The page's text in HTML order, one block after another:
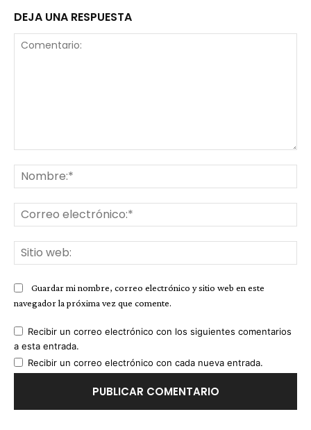
DEJA UNA RESPUESTA
Guardar mi nombre, correo electrónico y sitio web en este
navegador la próxima vez que comente.
Recibir un correo electrónico con los siguientes comentarios
a esta entrada.
Recibir un correo electrónico con cada nueva entrada.